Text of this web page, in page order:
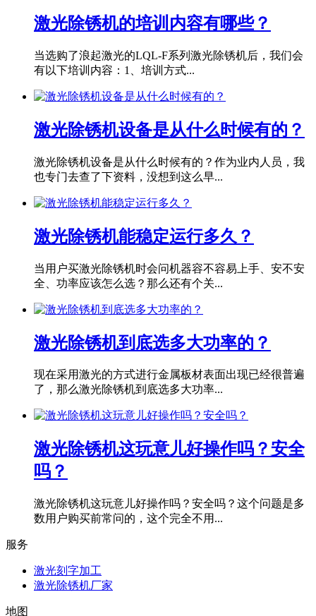
激光除锈机的培训内容有哪些？
当选购了浪起激光的LQL-F系列激光除锈机后，我们会
有以下培训内容：1、培训方式...
激光除锈机设备是从什么时候有的？
激光除锈机设备是从什么时候有的？作为业内人员，我
也专门去查了下资料，没想到这么早...
激光除锈机能稳定运行多久？
当用户买激光除锈机时会问机器容不容易上手、安不安
全、功率应该怎么选？那么还有个关...
激光除锈机到底选多大功率的？
现在采用激光的方式进行金属板材表面出现已经很普遍
了，那么激光除锈机到底选多大功率...
激光除锈机这玩意儿好操作吗？安全
吗？
激光除锈机这玩意儿好操作吗？安全吗？这个问题是多
数用户购买前常问的，这个完全不用...
服务
激光刻字加工
激光除锈机厂家
地图